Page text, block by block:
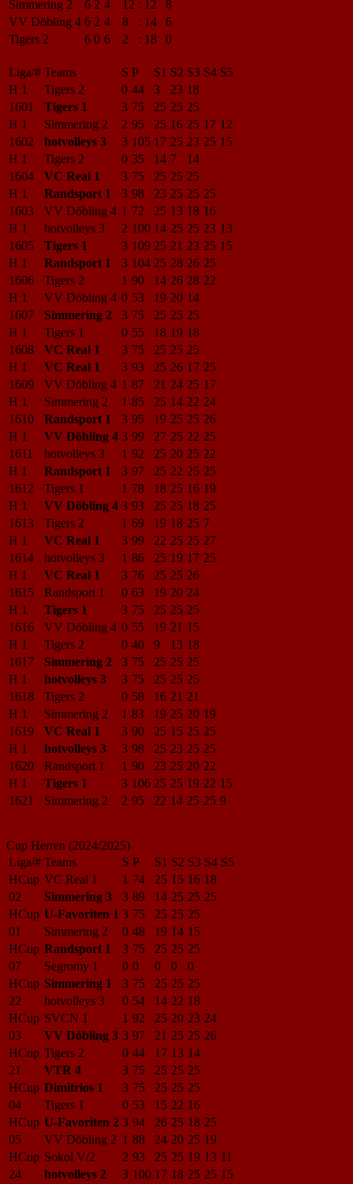
Simmering 2 6 2 4 12 : 12
8
VV Döbling 4 6 2 4 8 : 14
6
Tigers 2
6 0 6 2 : 18 0
Liga/# Teams S P S1 S2 S3 S4 S5
H 1
Tigers 2 0 44 3 23 18
1601
Tigers 1 3 75 25 25 25
H 1
Simmering 2 2 95 25 16 25 17 12
1602
hotvolleys 3 3 105 17 25 23 25 15
H 1
Tigers 2 0 35 14 7
14
1604
VC Real 1 3 75 25 25 25
H 1
Randsport 1 3 98 23 25 25 25
1603
VV Döbling 4 1 72 25 13 18 16
H 1
hotvolleys 3 2 100 14 25 25 23 13
1605
Tigers 1 3 109 25 21 23 25 15
H 1
Randsport 1 3 104 25 28 26 25
1606
Tigers 2 1 90 14 26 28 22
H 1
VV Döbling 4 0 53 19 20 14
1607
Simmering 2 3 75 25 25 25
H 1
Tigers 1 0 55 18 19 18
1608
VC Real 1 3 75 25 25 25
H 1
VC Real 1 3 93 25 26 17 25
1609
VV Döbling 4 1 87 21 24 25 17
H 1
Simmering 2 1 85 25 14 22 24
1610
Randsport 1 3 95 19 25 25 26
H 1
VV Döbling 4 3 99 27 25 22 25
1611
hotvolleys 3 1 92 25 20 25 22
H 1
Randsport 1 3 97 25 22 25 25
1612
Tigers 1 1 78 18 25 16 19
H 1
VV Döbling 4 3 93 25 25 18 25
1613
Tigers 2 1 69 19 18 25 7
H 1
VC Real 1 3 99 22 25 25 27
1614
hotvolleys 3 1 86 25 19 17 25
H 1
VC Real 1 3 76 25 25 26
1615
Randsport 1 0 63 19 20 24
H 1
Tigers 1 3 75 25 25 25
1616
VV Döbling 4 0 55 19 21 15
H 1
Tigers 2 0 40 9 13 18
1617
Simmering 2 3 75 25 25 25
H 1
hotvolleys 3 3 75 25 25 25
1618
Tigers 2 0 58 16 21 21
H 1
Simmering 2 1 83 19 25 20 19
1619
VC Real 1 3 90 25 15 25 25
H 1
hotvolleys 3 3 98 25 23 25 25
1620
Randsport 1 1 90 23 25 20 22
H 1
Tigers 1 3 106 25 25 19 22 15
1621
Simmering 2 2 95 22 14 25 25 9
Cup Herren (2024/2025)
Liga/# Teams S P S1 S2 S3 S4 S5
HCup VC Real 1 1 74 25 15 16 18
02
Simmering 3 3 89 14 25 25 25
HCup U-Favoriten 1 3 75 25 25 25
01
Simmering 2 0 48 19 14 15
HCup Randsport 1 3 75 25 25 25
07
Segromy 1 0 0 0 0
0
HCup Simmering 1 3 75 25 25 25
22
hotvolleys 3 0 54 14 22 18
HCup SVCN 1 1 92 25 20 23 24
03
VV Döbling 3 3 97 21 25 25 26
HCup Tigers 2 0 44 17 13 14
21
VTR 4 3 75 25 25 25
HCup Dimitrios 1 3 75 25 25 25
04
Tigers 1 0 53 15 22 16
HCup U-Favoriten 2 3 94 26 25 18 25
05
VV Döbling 2 1 88 24 20 25 19
HCup Sokol V/2 2 93 25 25 19 13 11
24
hotvolleys 2 3 100 17 18 25 25 15